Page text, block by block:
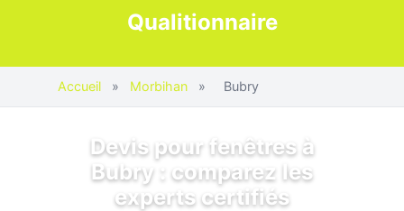
Qualitionnaire
Accueil » Morbihan » Bubry
Devis pour fenêtres à
Bubry : comparez les
experts certifiés